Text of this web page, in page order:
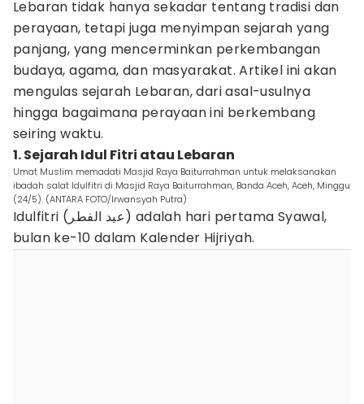
Lebaran tidak hanya sekadar tentang tradisi dan
perayaan, tetapi juga menyimpan sejarah yang
panjang, yang mencerminkan perkembangan
budaya, agama, dan masyarakat. Artikel ini akan
mengulas sejarah Lebaran, dari asal-usulnya
hingga bagaimana perayaan ini berkembang
seiring waktu.
1. Sejarah Idul Fitri atau Lebaran
Umat Muslim memadati Masjid Raya Baiturrahman untuk melaksanakan
ibadah salat Idulfitri di Masjid Raya Baiturrahman, Banda Aceh, Aceh, Minggu
(24/5). (ANTARA FOTO/Irwansyah Putra)
Idulfitri (عيد الفطر) adalah hari pertama Syawal,
bulan ke-10 dalam Kalender Hijriyah.